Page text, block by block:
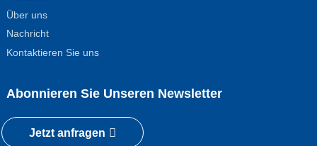
Über uns
Nachricht
Kontaktieren Sie uns
Abonnieren Sie Unseren Newsletter
Jetzt anfragen